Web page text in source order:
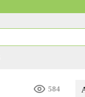
584